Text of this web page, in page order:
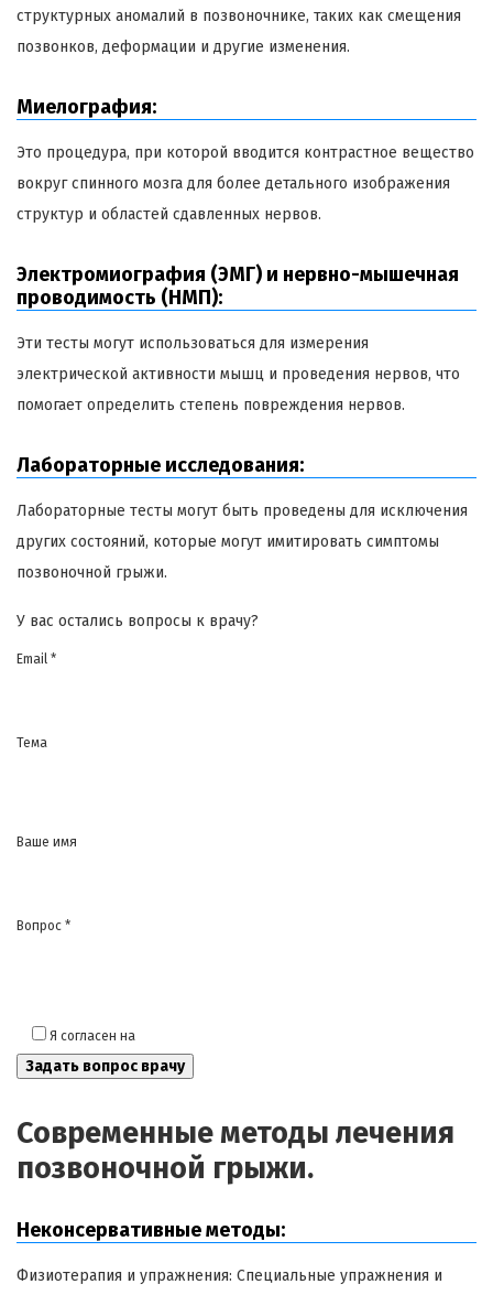
структурных аномалий в позвоночнике, таких как смещения
позвонков, деформации и другие изменения.
Миелография:
Это процедура, при которой вводится контрастное вещество
вокруг спинного мозга для более детального изображения
структур и областей сдавленных нервов.
Электромиография (ЭМГ) и нервно-мышечная
проводимость (НМП):
Эти тесты могут использоваться для измерения
электрической активности мышц и проведения нервов, что
помогает определить степень повреждения нервов.
Лабораторные исследования:
Лабораторные тесты могут быть проведены для исключения
других состояний, которые могут имитировать симптомы
позвоночной грыжи.
У вас остались вопросы к врачу?
Email *
Тема
Ваше имя
Вопрос *
Я согласен на
Современные методы лечения
позвоночной грыжи.
Неконсервативные методы:
Физиотерапия и упражнения: Специальные упражнения и